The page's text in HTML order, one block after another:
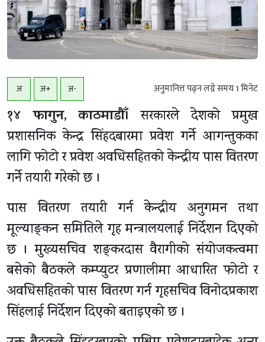
अ अ+ अ- अनुमानित्त पढ्न लग्ने समय1मिनेट
१४ फागुन, काठमाडाैँ। सरकारले देशको प्रमुख
प्रशासनिक केन्द्र सिंहदबारमा प्रवेश गर्ने आगन्तुकका
लागि फोटो र प्रवेश अवधिसहितको केन्द्रीय पास वितरण
गर्ने तयारी गरेको छ ।
पास वितरण तयारी गर्न केन्द्रीय अनुगमन तथा
मूल्याङ्कन समितिले गृह मन्त्रालयलाई निर्देशन दिएको
छ । मुख्यसचिव शङ्करदास वैरागीको संयोजकत्वमा
बसेको बैठकले कम्प्युटर प्रणालीमा आधारित फोटो र
अवधिसहितको पास वितरण गर्न गृहसचिव विनोदप्रकाश
सिंहलाई निर्देशन दिएको बताइएको छ ।